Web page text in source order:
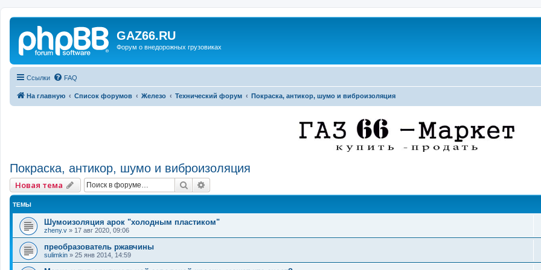
GAZ66.RU
Форум о внедорожных грузовиках
Ссылки FAQ
На главную Список форумов Железо Технический форум Покраска, антикор, шумо и виброизоляция
Покраска, антикор, шумо и виброизоляция
Новая тема Поиск
ТЕМЫ
Шумоизоляция арок "холодным пластиком"
zheny.v » 17 авг 2020, 09:06
преобразователь ржавчины
sulimkin » 25 янв 2014, 14:59